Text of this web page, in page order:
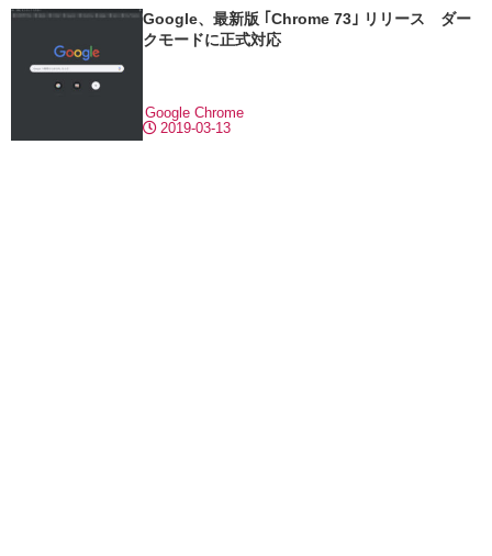
Google、最新版 ｢Chrome 73｣ リリース ダー
クモードに正式対応
2019-03-13
Google Chrome